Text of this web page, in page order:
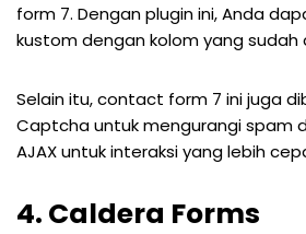
form 7. Dengan plugin ini, Anda
kustom dengan kolom yang sudah
Selain itu, contact form 7 ini juga
Captcha untuk mengurangi spam
AJAX untuk interaksi yang lebih
4. Caldera Forms